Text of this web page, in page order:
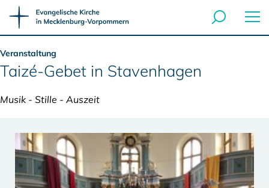
Veranstaltung
Taizé-Gebet in Stavenhagen
Musik - Stille - Auszeit